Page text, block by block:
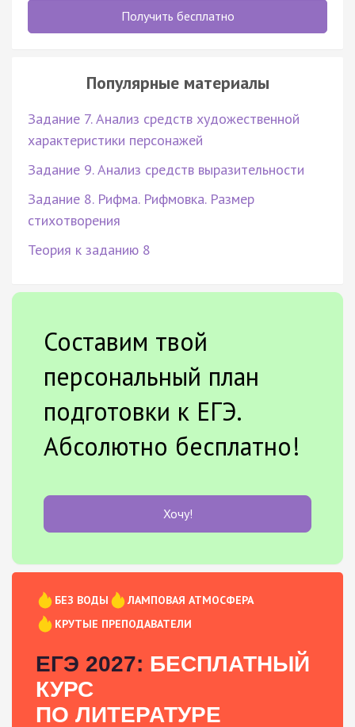
Получить бесплатно
Популярные материалы
Задание 7. Анализ средств художественной
характеристики персонажей
Задание 9. Анализ средств выразительности
Задание 8. Рифма. Рифмовка. Размер
стихотворения
Теория к заданию 8
Составим твой
персональный план
подготовки к ЕГЭ.
Абсолютно бесплатно!
Хочу!
БЕЗ ВОДЫ
ЛАМПОВАЯ АТМОСФЕРА
КРУТЫЕ ПРЕПОДАВАТЕЛИ
ЕГЭ 2027: БЕСПЛАТНЫЙ
КУРС
ПО ЛИТЕРАТУРЕ